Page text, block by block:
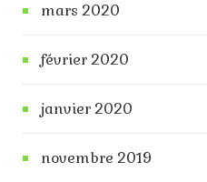
mars 2020
février 2020
janvier 2020
novembre 2019